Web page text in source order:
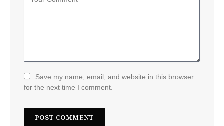
Save my name, email, and website in this browser
for the next time I comment.